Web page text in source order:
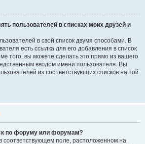
пользователей в списках моих друзей и
в свой список двумя способами. В
есть ссылка для его добавления в список
того, вы можете сделать это прямо из вашего
вводом имени пользователя. Вы
из соответствующих списков на той
по форуму или форумам?
соответствующем поле, расположенном на